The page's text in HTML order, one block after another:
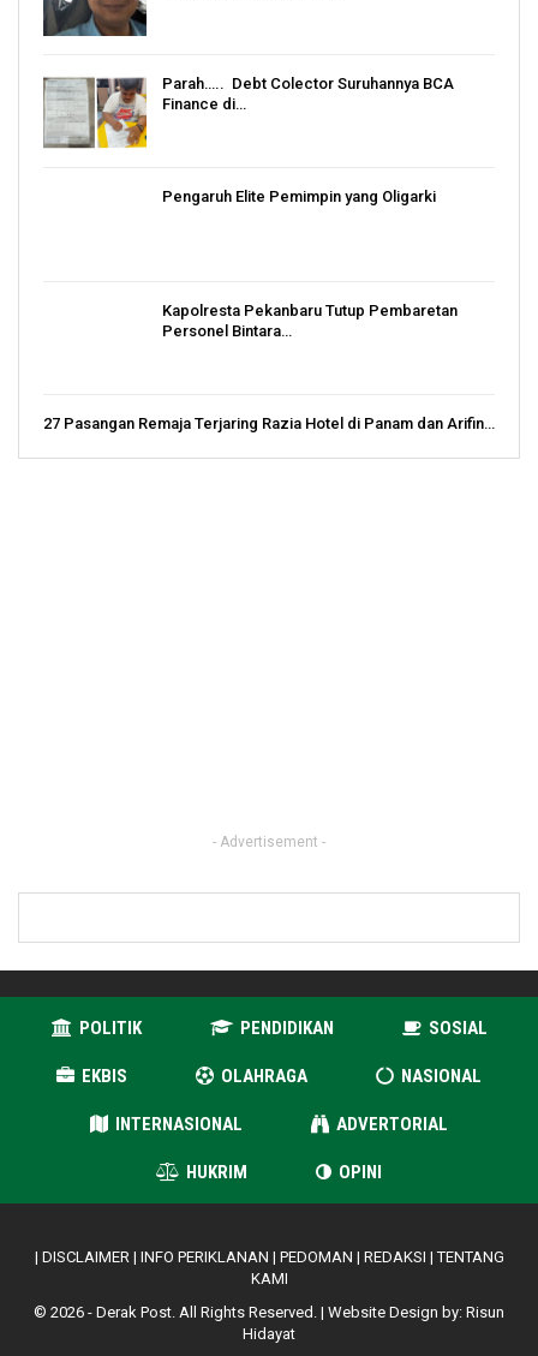
Parah….. Debt Colector Suruhannya BCA
Finance di…
Pengaruh Elite Pemimpin yang Oligarki
Kapolresta Pekanbaru Tutup Pembaretan
Personel Bintara…
27 Pasangan Remaja Terjaring Razia Hotel di Panam dan Arifin…
- Advertisement -
POLITIK PENDIDIKAN SOSIAL
EKBIS OLAHRAGA NASIONAL
INTERNASIONAL ADVERTORIAL
HUKRIM OPINI
| DISCLAIMER| INFO PERIKLANAN | PEDOMAN | REDAKSI |TENTANG
KAMI
© 2026 - Derak Post. All Rights Reserved. | Website Design by: Risun
Hidayat